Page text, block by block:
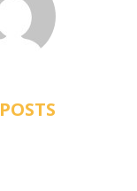
POSTS